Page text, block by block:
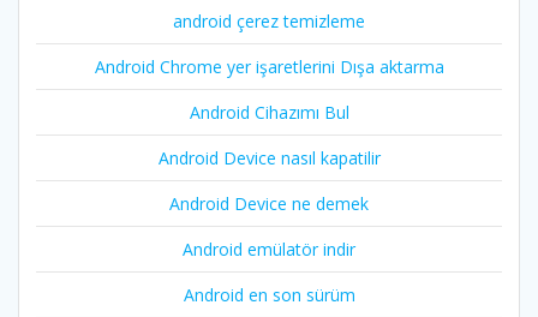
android çerez temizleme
Android Chrome yer işaretlerini Dışa aktarma
Android Cihazımı Bul
Android Device nasıl kapatilir
Android Device ne demek
Android emülatör indir
Android en son sürüm